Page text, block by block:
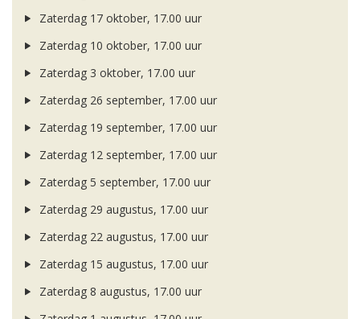
Zaterdag 17 oktober, 17.00 uur
Zaterdag 10 oktober, 17.00 uur
Zaterdag 3 oktober, 17.00 uur
Zaterdag 26 september, 17.00 uur
Zaterdag 19 september, 17.00 uur
Zaterdag 12 september, 17.00 uur
Zaterdag 5 september, 17.00 uur
Zaterdag 29 augustus, 17.00 uur
Zaterdag 22 augustus, 17.00 uur
Zaterdag 15 augustus, 17.00 uur
Zaterdag 8 augustus, 17.00 uur